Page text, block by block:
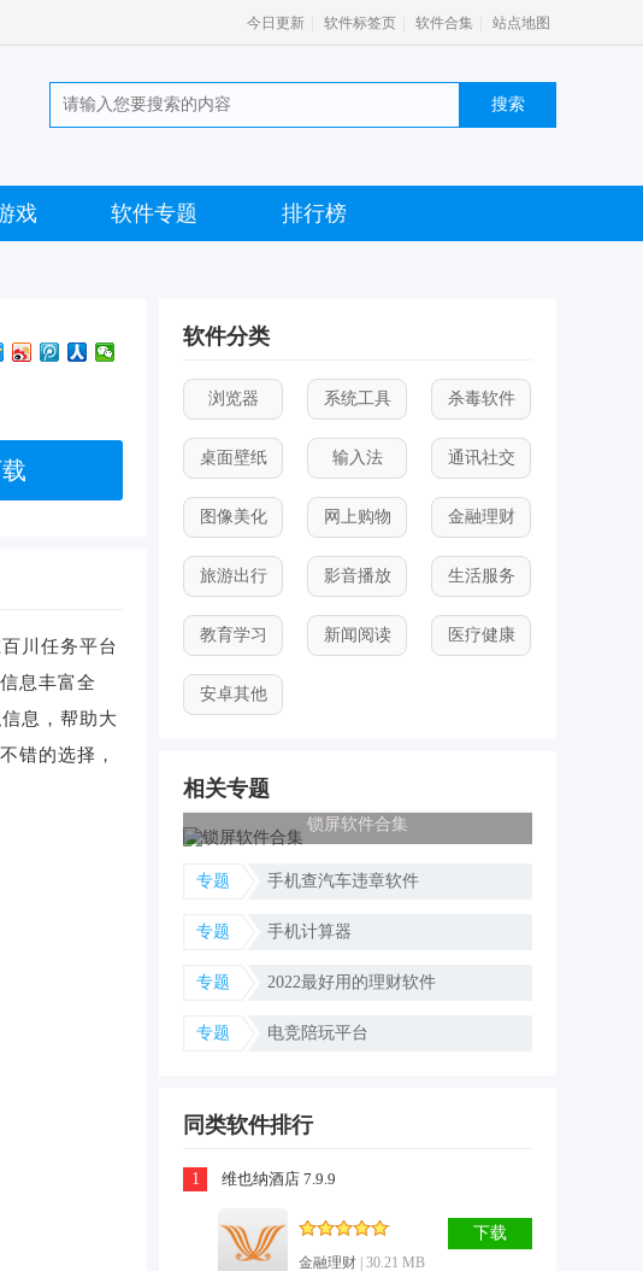
今日更新 软件标签页 软件合集 站点地图
戏 软件专题 排行榜
川任务平台
息丰富全
息，帮助大
错的选择，
软件分类
浏览器 系统工具 杀毒软件
桌面壁纸 输入法 通讯社交
图像美化 网上购物 金融理财
旅游出行 影音播放 生活服务
教育学习 新闻阅读 医疗健康
安卓其他
相关专题
锁屏软件合集
专题 手机查汽车违章软件
专题 手机计算器
专题 2022最好用的理财软件
专题 电竞陪玩平台
同类软件排行
1 维也纳酒店 7.9.9
金融理财 | 30.21 MB
下载